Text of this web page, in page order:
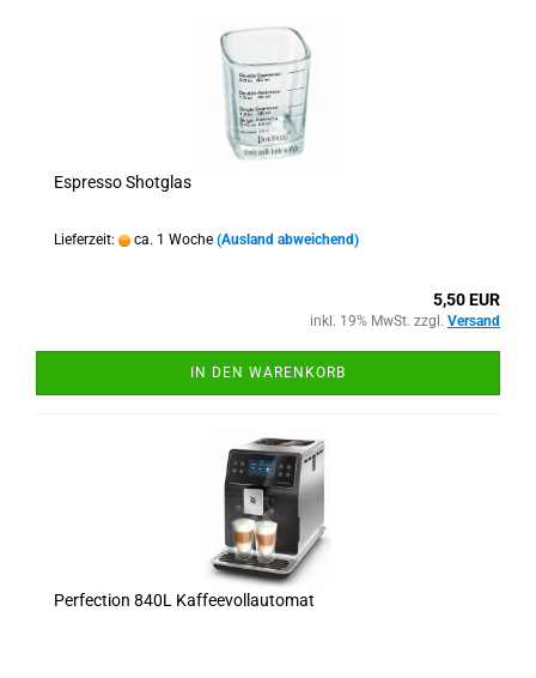
Espresso Shotglas
Lieferzeit: ca. 1 Woche (Ausland abweichend)
5,50 EUR
inkl. 19% MwSt. zzgl. Versand
IN DEN WARENKORB
Perfection 840L Kaffeevollautomat